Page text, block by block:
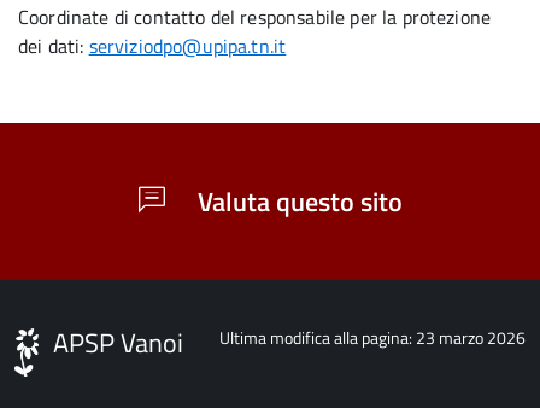
Coordinate di contatto del responsabile per la protezione
dei dati: serviziodpo@upipa.tn.it
Valuta questo sito
Ultima modifica alla pagina: 23 marzo 2026
APSP Vanoi